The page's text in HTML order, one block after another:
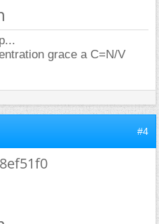
grace a C=N/V
#4